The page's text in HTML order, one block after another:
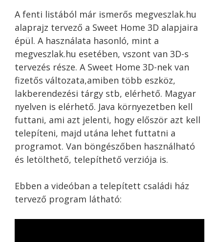
A fenti listából már ismerős megveszlak.hu
alaprajz tervező a Sweet Home 3D alapjaira
épül. A használata hasonló, mint a
megveszlak.hu esetében, vszont van 3D-s
tervezés része. A Sweet Home 3D-nek van
fizetős változata,amiben több eszköz,
lakberendezési tárgy stb, elérhető. Magyar
nyelven is elérhető. Java környezetben kell
futtani, ami azt jelenti, hogy először azt kell
telepíteni, majd utána lehet futtatni a
programot. Van böngészőben használható
és letölthető, telepíthető verziója is.
Ebben a videóban a telepített családi ház
tervező program látható: